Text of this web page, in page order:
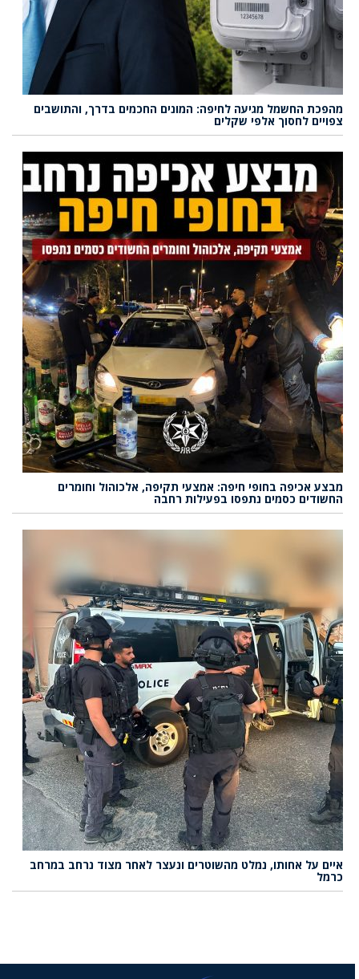
מהפכת החשמל מגיעה לחיפה: המונים החכמים בדרך, והתושבים
צפויים לחסוך אלפי שקלים
מבצע אכיפה בחופי חיפה: אמצעי תקיפה, אלכוהול וחומרים
החשודים כסמים נתפסו בפעילות רחבה
איים על אחותו, נמלט מהשוטרים ונעצר לאחר מצוד נרחב במרחב
כרמל